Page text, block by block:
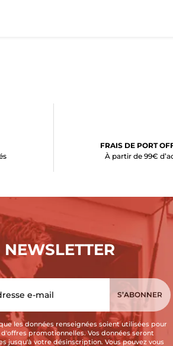
FRAIS DE PORT
À partir de 99€
NEWSLETTER
les données renseignées soient utilisées pour
d'offres promotionnelles. Vos données seront
jusqu'à votre désinscription. Vous pouvez vous